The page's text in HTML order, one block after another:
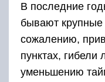
В последние
бывают
сожалению,
пунктах, гибели
уменьшению